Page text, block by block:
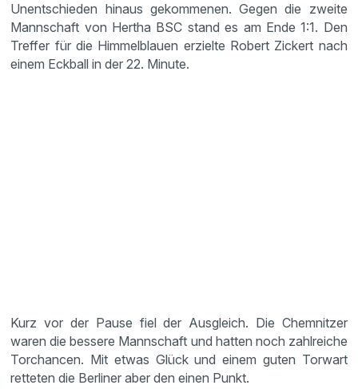
Unentschieden hinaus gekommenen. Gegen die zweite
Mannschaft von Hertha BSC stand es am Ende 1:1. Den
Treffer für die Himmelblauen erzielte Robert Zickert nach
einem Eckball in der 22. Minute.
Kurz vor der Pause fiel der Ausgleich. Die Chemnitzer
waren die bessere Mannschaft und hatten noch zahlreiche
Torchancen. Mit etwas Glück und einem guten Torwart
retteten die Berliner aber den einen Punkt.